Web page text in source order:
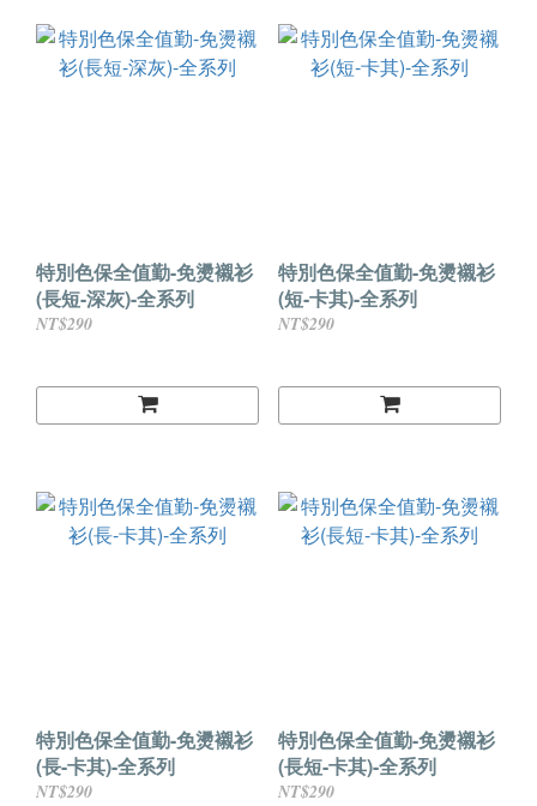
特別色保全值勤-免燙襯衫
(長短-深灰)-全系列
NT$290
特別色保全值勤-免燙襯衫
(短-卡其)-全系列
NT$290
特別色保全值勤-免燙襯衫
(長-卡其)-全系列
NT$290
特別色保全值勤-免燙襯衫
(長短-卡其)-全系列
NT$290